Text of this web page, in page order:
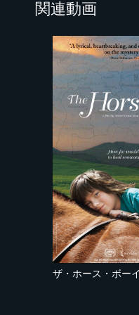
関連動画
ザ・ホース・ボー